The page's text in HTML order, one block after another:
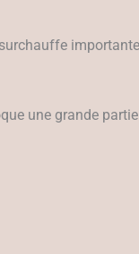
une grande